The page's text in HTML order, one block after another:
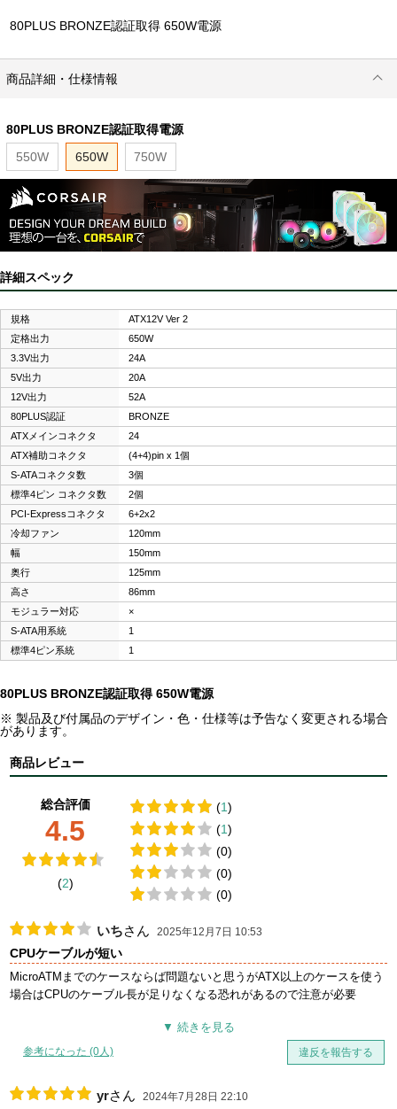
80PLUS BRONZE認証取得 650W電源
商品詳細・仕様情報
80PLUS BRONZE認証取得電源
550W
650W 750W
詳細スペック
規格
ATX12V Ver 2
定格出力
650W
3.3V出力
24A
5V出力
20A
12V出力
52A
80PLUS認証
BRONZE
ATXメインコネクタ
24
ATX補助コネクタ
(4+4)pin x 1個
S-ATAコネクタ数
3個
標準4ピン コネクタ数
2個
PCI-Expressコネクタ
6+2x2
冷却ファン
120mm
幅
150mm
奥行
125mm
高さ
86mm
モジュラー対応
×
S-ATA用系統
1
標準4ピン系統
1
80PLUS BRONZE認証取得 650W電源
※ 製品及び付属品のデザイン・色・仕様等は予告なく変更される場合
があります。
商品レビュー
総合評価
4.5
(2)
(1)
(1)
(0)
(0)
(0)
いちさん 2025年12月7日 10:53
CPUケーブルが短い
MicroATMまでのケースならば問題ないと思うがATX以上のケースを使う
場合はCPUのケーブル長が足りなくなる恐れがあるので注意が必要
参考になった (0人) 違反を報告する
yrさん 2024年7月28日 22:10